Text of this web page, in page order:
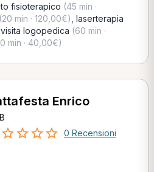
fisioterapico (45 min ·
(20 min · 120,00€) laserterapia
logopedica (60 min ·
min · 40,00€)
Enrico
0 Recensioni